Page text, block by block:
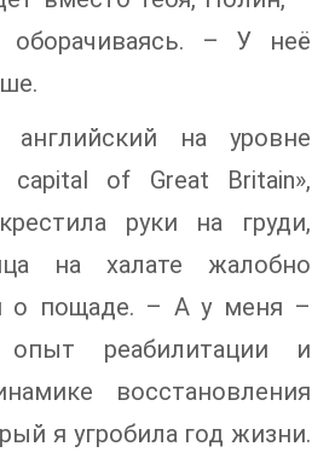
– У неё
на уровне
capital of Great Britain»,
руки на груди,
на халате жалобно
о пощаде. – А у меня –
опыт реабилитации и
восстановления
я угробила год жизни.